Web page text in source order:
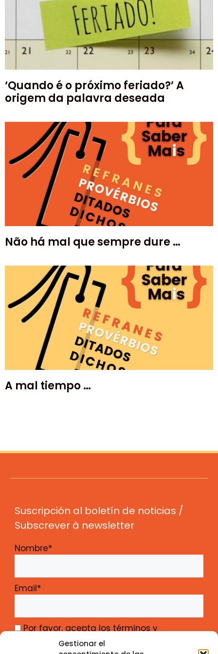
Gestionar el
‘Quando é o próximo feriado?’ A
origem da palavra deseada
Não há mal que sempre dure …
A mal tiempo …
Suscripción al boletín de noticias /
Subscrever à newsletter
Nombre*
Email*
Por favor, acepta los términos y
condiciones